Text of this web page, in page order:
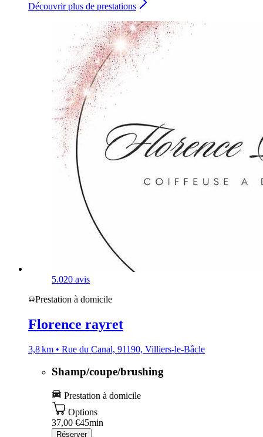
Découvrir plus de prestations
5.020 avis
Prestation à domicile
Florence rayret
3,8 km • Rue du Canal, 91190, Villiers-le-Bâcle
Shamp/coupe/brushing
Prestation à domicile
Options
37,00 €45min
Réserver